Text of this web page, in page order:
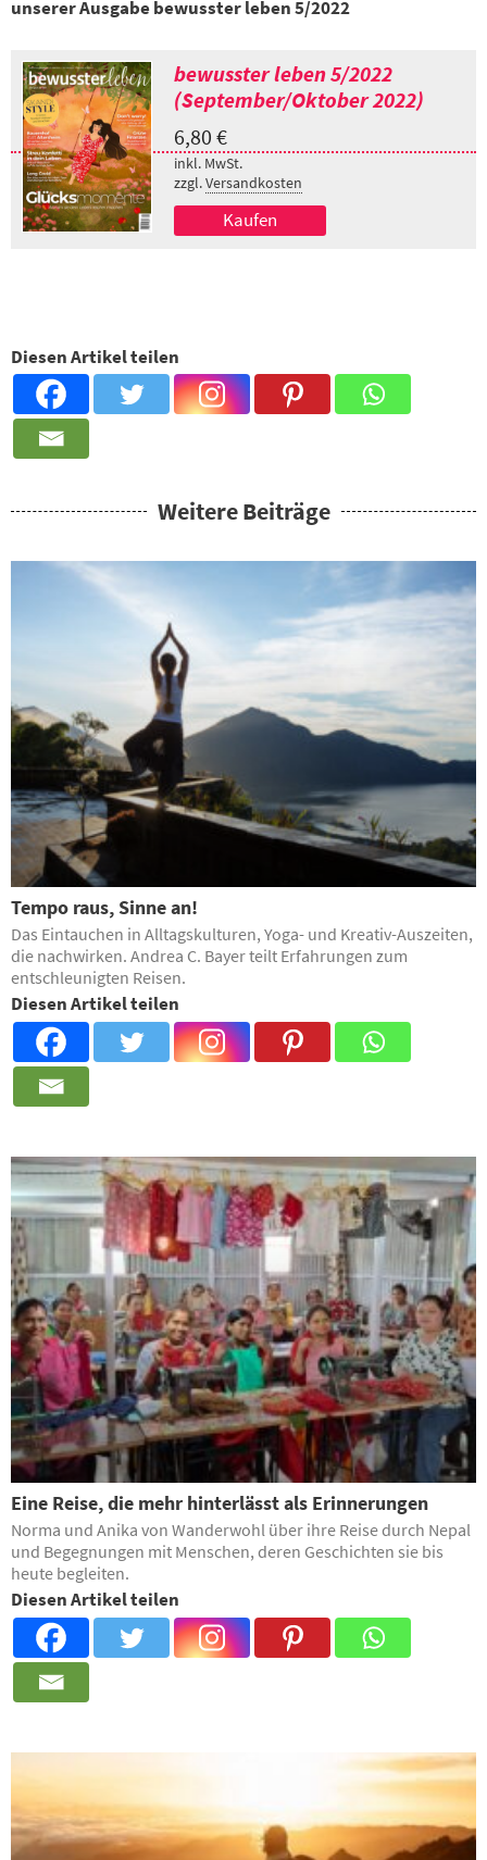
unserer Ausgabe bewusster leben 5/2022
bewusster leben 5/2022
(September/Oktober 2022)
6,80 €
inkl. MwSt.
zzgl.Versandkosten
Kaufen
Diesen Artikel teilen
Weitere Beiträge
Tempo raus, Sinne an!
Das Eintauchen in Alltagskulturen, Yoga- und Kreativ-Auszeiten,
die nachwirken. Andrea C. Bayer teilt Erfahrungen zum
entschleunigten Reisen.
Diesen Artikel teilen
Eine Reise, die mehr hinterlässt als Erinnerungen
Norma und Anika von Wanderwohl über ihre Reise durch Nepal
und Begegnungen mit Menschen, deren Geschichten sie bis
heute begleiten.
Diesen Artikel teilen